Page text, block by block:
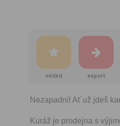
oblíbit export
Nezapadni! Ať už jdeš
Kuráž je prodejna s